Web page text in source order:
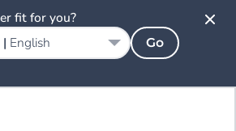
fit for you?
English Go